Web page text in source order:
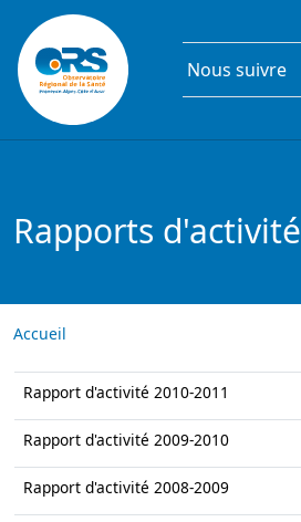
Aller au contenu principal
Nous suivre
Rapports d'activité
Accueil
Rapport d'activité 2010-2011
Rapport d'activité 2009-2010
Rapport d'activité 2008-2009